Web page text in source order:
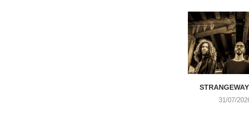
31/07/